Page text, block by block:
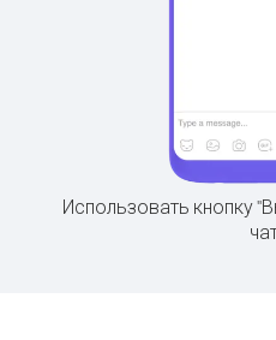
Использовать кнопку